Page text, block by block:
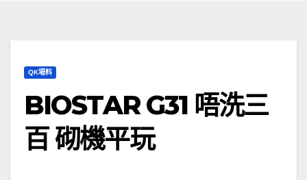
QK場料
BIOSTAR G31 唔洗三
百 砌機平玩